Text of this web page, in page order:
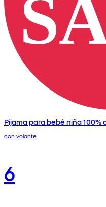
Pijama para bebé niña 100%
con volante
6